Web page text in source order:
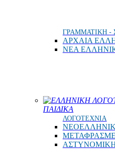
ΓΡΑΜΜΑΤΙΚΗ -
ΑΡΧΑΙΑ
ΝΕΑ
ΕΛΛΗΝΙΚΗ
ΠΑΙΔΙΚΑ
ΛΟΓΟΤΕΧΝΙΑ